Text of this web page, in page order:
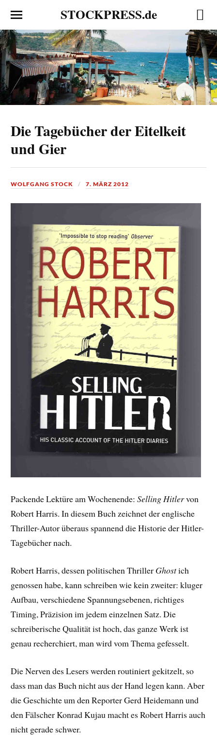
STOCKPRESS.de
Die Tagebücher der Eitelkeit
und Gier
WOLFGANG STOCK 7. MÄRZ 2012
Packende Lektüre am Wochenende:Selling Hitlervon
Robert Harris. In diesem Buch zeichnet der englische
Thriller-Autor überaus spannend die Historie der Hitler-
Tagebücher nach.
Robert Harris, dessen politischen Thriller Ghostich
genossen habe, kann schreiben wie kein zweiter: kluger
Aufbau, verschiedene Spannungsebenen, richtiges
Timing, Präzision im jedem einzelnen Satz. Die
schreiberische Qualität ist hoch, das ganze Werk ist
genau recherchiert, man wird vom Thema gefesselt.
Die Nerven des Lesers werden routiniert gekitzelt, so
dass man das Buch nicht aus der Hand legen kann. Aber
die Geschichte um den Reporter Gerd Heidemann und
den Fälscher Konrad Kujau macht es Robert Harris auch
nicht gerade schwer.